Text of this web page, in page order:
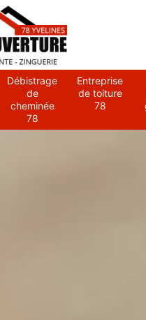
Débistrage
de
cheminée
78
Entreprise
de toiture
78